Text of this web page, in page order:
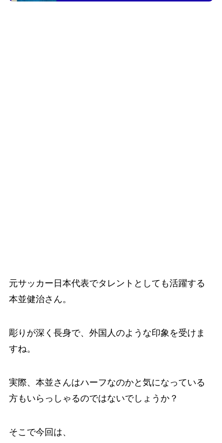
元サッカー日本代表でタレントとしても活躍する
本並健治さん。
彫りが深く長身で、外国人のような印象を受けま
すね。
実際、本並さんはハーフなのかと気になっている
方もいらっしゃるのではないでしょうか？
そこで今回は、